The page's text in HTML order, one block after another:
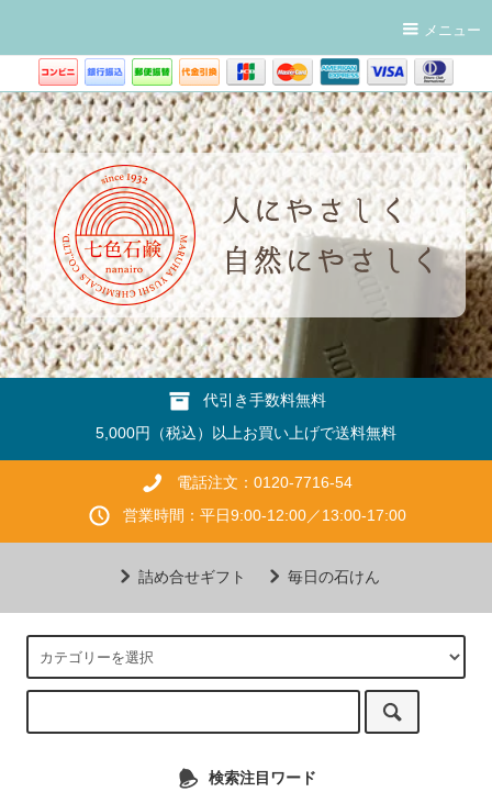
メニュー
代引き手数料無料
5,000円（税込）以上お買い上げで送料無料
電話注文：0120-7716-54
営業時間：平日9:00-12:00／13:00-17:00
詰め合せギフト 毎日の石けん
検索注目ワード